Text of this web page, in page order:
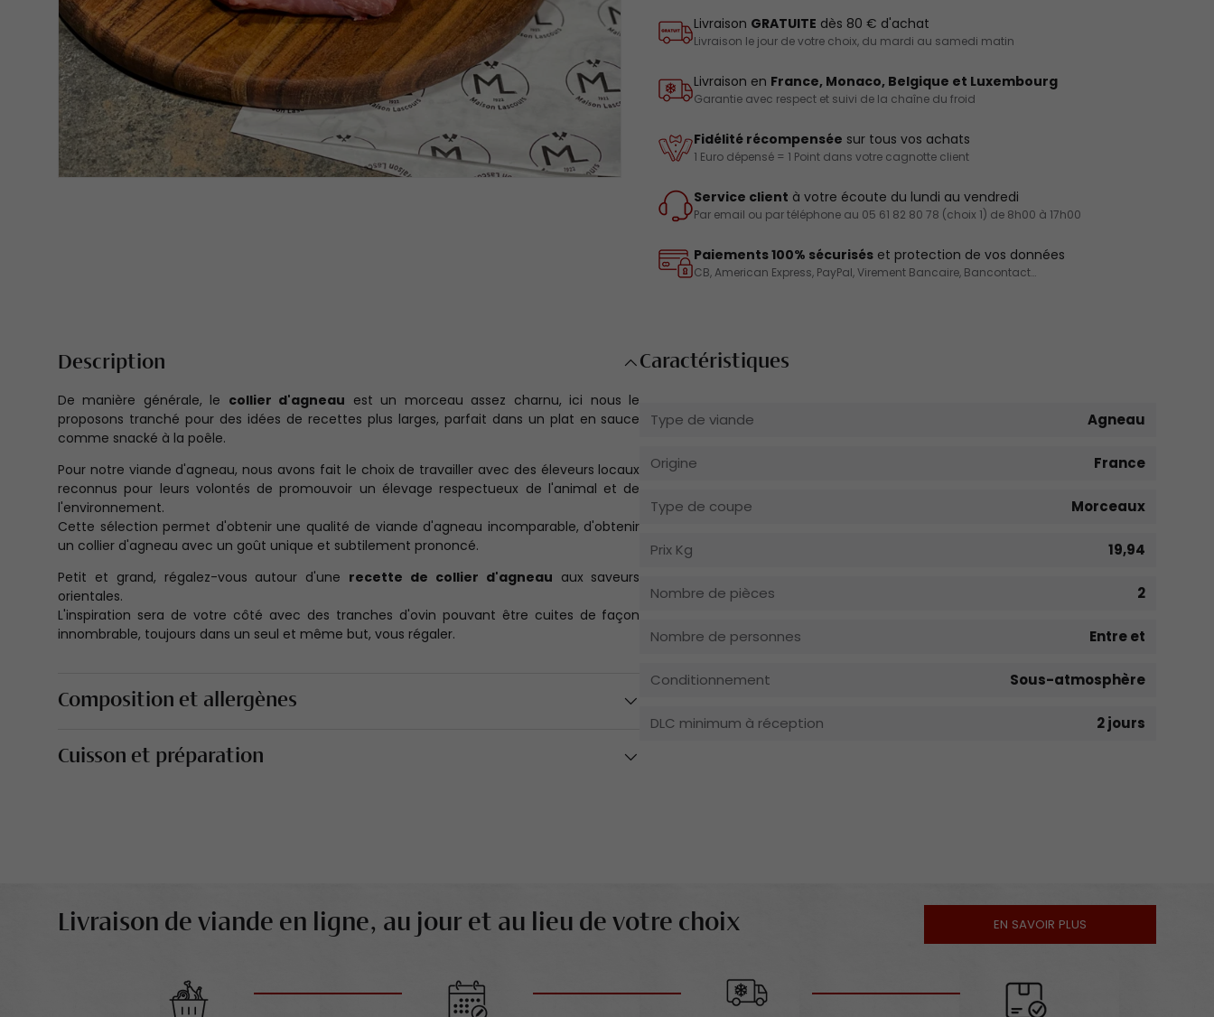
Livraison GRATUITE dès 80 € d'achat
Livraison le jour de votre choix, du mardi au samedi matin
Livraison en France, Monaco, Belgique et Luxembourg
Garantie avec respect et suivi de la chaîne du froid
Fidélité récompensée sur tous vos achats
1 Euro dépensé = 1 Point dans votre cagnotte client
Service client à votre écoute du lundi au vendredi
Par email ou par téléphone au 05 61 82 80 78 (choix 1) de 8h00 à 17h00
Paiements 100% sécurisés et protection de vos données
CB, American Express, PayPal, Virement Bancaire, Bancontact…
Description
De manière générale, le collier d'agneau est un morceau assez charnu, ici nous le
proposons tranché pour des idées de recettes plus larges, parfait dans un plat en sauce
comme snacké à la poêle.
Pour notre viande d'agneau, nous avons fait le choix de travailler avec des éleveurs locaux
reconnus pour leurs volontés de promouvoir un élevage respectueux de l'animal et de
l'environnement.
Cette sélection permet d'obtenir une qualité de viande d'agneau incomparable, d'obtenir
un collier d'agneau avec un goût unique et subtilement prononcé.
Petit et grand, régalez-vous autour d'une recette de collier d'agneau aux saveurs
orientales.
L'inspiration sera de votre côté avec des tranches d'ovin pouvant être cuites de façon
innombrable, toujours dans un seul et même but, vous régaler.
Composition et allergènes
Cuisson et préparation
Caractéristiques
Type de viande Agneau
Origine France
Type de coupe Morceaux
Prix Kg 19,94
Nombre de pièces 2
Nombre de personnes Entre et
Conditionnement Sous-atmosphère
DLC minimum à réception 2 jours
Livraison de viande en ligne, au jour et au lieu de votre choix EN SAVOIR PLUS